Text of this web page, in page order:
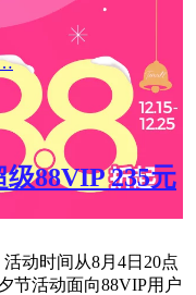
…
88VIP 235元
动时间从8月4日20点
节活动面向88VIP用户